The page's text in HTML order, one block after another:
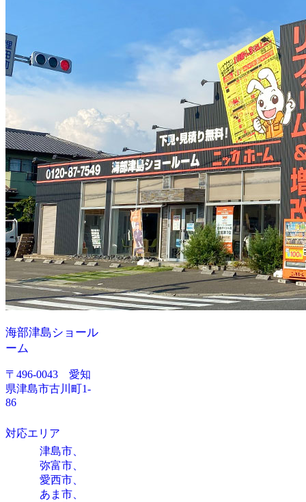
海部津島ショール
ーム
〒496-0043 愛知
県津島市古川町1-
86
対応エリア
津島市、
弥富市、
愛西市、
あま市、